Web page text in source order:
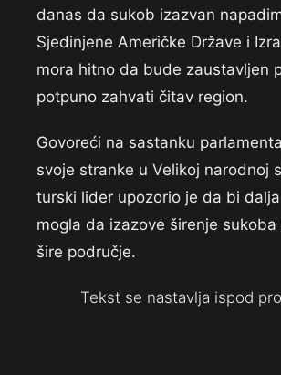
danas da sukob izazvan
Sjedinjene Američke Države i
mora hitno da bude zaustavljen
potpuno zahvati čitav region.
Govoreći na sastanku
svoje stranke u Velikoj narodnoj
turski lider upozorio je da bi
mogla da izazove širenje sukoba
šire područje.
Tekst se nastavlja ispod